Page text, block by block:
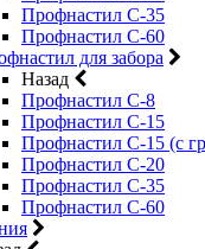
Профнастил С-35
Профнастил С-60
для забора
Назад
Профнастил С-8
Профнастил С-15
Профнастил С-15 (с
Профнастил С-20
Профнастил С-35
Профнастил С-60